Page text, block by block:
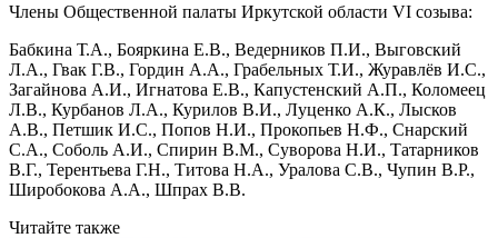
Члены Общественной палаты Иркутской области VI созыва:
Бабкина Т.А., Бояркина Е.В., Ведерников П.И., Выговский
Л.А., Гвак Г.В., Гордин А.А., Грабельных Т.И., Журавлёв И.С.,
Загайнова А.И., Игнатова Е.В., Капустенский А.П., Коломеец
Л.В., Курбанов Л.А., Курилов В.И., Луценко А.К., Лысков
А.В., Петшик И.С., Попов Н.И., Прокопьев Н.Ф., Снарский
С.А., Соболь А.И., Спирин В.М., Суворова Н.И., Татарников
В.Г., Терентьева Г.Н., Титова Н.А., Уралова С.В., Чупин В.Р.,
Широбокова А.А., Шпрах В.В.
Читайте также